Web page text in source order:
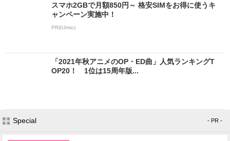
スマホ2GBで月額850円～ 格安SIMをお得に使うキ
ャンペーン実施中！
PR(IIJmio)
「2021年秋アニメのOP・ED曲」人気ランキングT
OP20！ 1位は15周年版...
Special - PR -